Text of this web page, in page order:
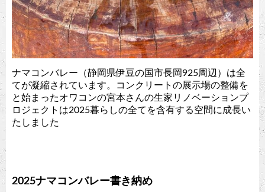
ナマコンバレー（静岡県伊豆の国市長岡925周辺）は全
てが凝縮されています。コンクリートの展示場の整備を
と始まったオワコンの宮本さんの生家リノベーションプ
ロジェクトは2025暮らしの全てを含有する空間に成長い
たしました
2025ナマコンバレー書き納め